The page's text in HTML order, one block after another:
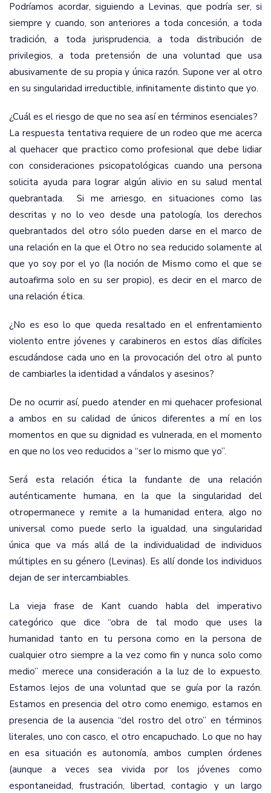
Podríamos acordar, siguiendo a Levinas, que podría ser, si
siempre y cuando, son anteriores a toda concesión, a toda
tradición, a toda jurisprudencia, a toda distribución de
privilegios, a toda pretensión de una voluntad que usa
abusivamente de su propia y única razón. Supone ver al otro
en su singularidad irreductible, infinitamente distinto que yo.
¿Cuál es el riesgo de que no sea así en términos esenciales?
La respuesta tentativa requiere de un rodeo que me acerca
al quehacer que practicocomo profesional que debe lidiar
con consideraciones psicopatológicas cuando una persona
solicita ayuda para lograr algún alivio en su salud mental
quebrantada.
Si me arriesgo, en situaciones como las
descritas y no lo veo desde una patología, los derechos
quebrantados del otro sólo pueden darse en el marco de
una relación en la que el Otro no sea reducido solamente al
que yo soy por el yo (la noción de Mismo como el que se
autoafirma solo en su ser propio), es decir en el marco de
una relación ética.
¿No es eso lo que queda resaltado en el enfrentamiento
violento entre jóvenes y carabineros en estos días difíciles
escudándose cada uno en la provocación del otro al punto
de cambiarles la identidad a vándalos y asesinos?
De no ocurrir así, puedo atender en mi quehacer profesional
a ambos en su calidad de únicos diferentes a mí en los
momentos en que su dignidad es vulnerada, en el momento
en que no los veo reducidos a “ser lo mismo que yo”.
Será esta relación ética la fundante de una relación
auténticamente humana, en la que la singularidad del
otropermanece y remite a la humanidad entera, algo no
universal como puede serlo la igualdad, una singularidad
única que va más allá de la individualidad de individuos
múltiples en su género (Levinas). Es allí donde los individuos
dejan de ser intercambiables.
La vieja frase de Kant cuando habla del imperativo
categórico que dice “obra de tal modo que uses la
humanidad tanto en tu persona como en la persona de
cualquier otro siempre a la vez como fin y nunca solo como
medio” merece una consideración a la luz de lo expuesto.
Estamos lejos de una voluntad que se guía por la razón.
Estamos en presencia del otro como enemigo, estamos en
presencia de la ausencia “del rostro del otro” en términos
literales, uno con casco, el otro encapuchado. Lo que no hay
en esa situación es autonomía, ambos cumplen órdenes
(aunque a veces sea vivida por los jóvenes como
espontaneidad, frustración, libertad, contagio y un largo